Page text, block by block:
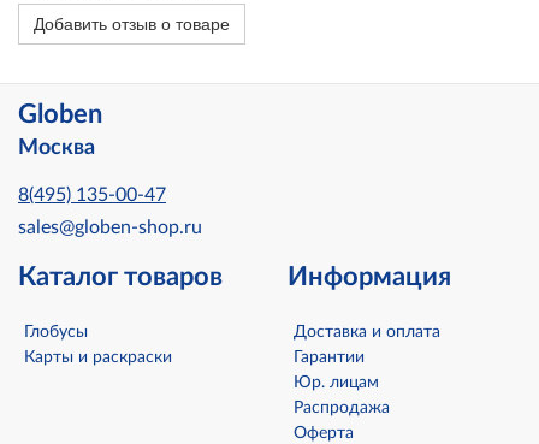
Добавить отзыв о товаре
Globen
Москва
8(495) 135-00-47
sales@globen-shop.ru
Каталог товаров
Глобусы
Карты и раскраски
Информация
Доставка и оплата
Гарантии
Юр. лицам
Распродажа
Оферта